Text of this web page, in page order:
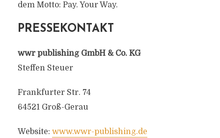
dem Motto: Pay. Your Way.
PRESSEKONTAKT
wwr publishing GmbH & Co. KG
Steffen Steuer
Frankfurter Str. 74
64521 Groß-Gerau
Website: www.wwr-publishing.de